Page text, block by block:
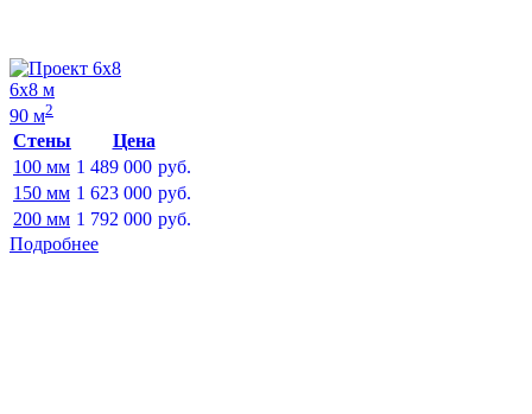
6х8 м
90 м2
Стены
Цена
100 мм 1 489 000 руб.
150 мм 1 623 000 руб.
200 мм 1 792 000 руб.
Подробнее